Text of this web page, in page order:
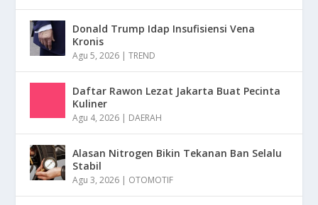
Donald Trump Idap Insufisiensi Vena
Kronis
Agu 5, 2026 |TREND
Daftar Rawon Lezat Jakarta Buat Pecinta
Kuliner
Agu 4, 2026 | DAERAH
Alasan Nitrogen Bikin Tekanan Ban Selalu
Stabil
Agu 3, 2026 | OTOMOTIF